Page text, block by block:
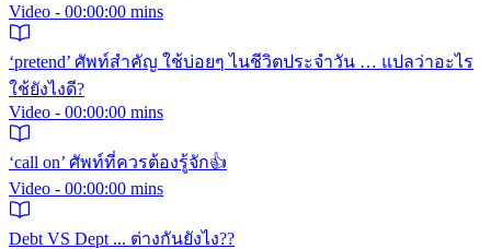
Video - 00:00:00 mins
‘pretend’ ศัพท์สำคัญ ใช้บ่อยๆ ไนชีวิตประจำวัน … แปลว่าอะไร
ใช้ยังไงดี?
Video - 00:00:00 mins
‘call on’ ศัพท์ที่ควรต้องรู้จัก👍
Video - 00:00:00 mins
Debt VS Dept ... ต่างกันยังไง??